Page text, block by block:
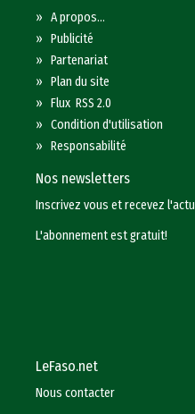
»A propos...
»Publicité
»Partenariat
»Plan du site
»Flux RSS 2.0
»Condition d'utilisation
»Responsabilité
Nos newsletters
Inscrivez vous et recevez
L'abonnement est gratuit!
LeFaso.net
Nous contacter